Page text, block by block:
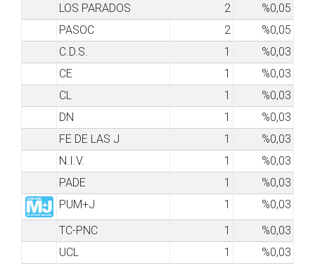
LOS PARADOS
2
%0,05
PASOC
2
%0,05
C.D.S.
1
%0,03
CE
1
%0,03
CL
1
%0,03
DN
1
%0,03
FE DE LAS J
1
%0,03
N.I.V.
1
%0,03
PADE
1
%0,03
PUM+J
1
%0,03
TC-PNC
1
%0,03
UCL
1 %0,03